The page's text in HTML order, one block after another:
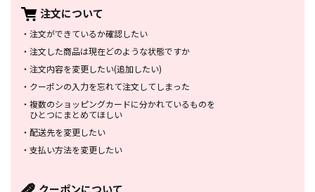
注文について
・ 注文ができているか確認したい
・ 注文した商品は現在どのような状態ですか
・ 注文内容を変更したい(追加したい)
・ クーポンの入力を忘れて注文してしまった
・ 複数のショッピングカードに分かれているものを
ひとつにまとめてほしい
・ 配送先を変更したい
・ 支払い方法を変更したい
クーポンについて